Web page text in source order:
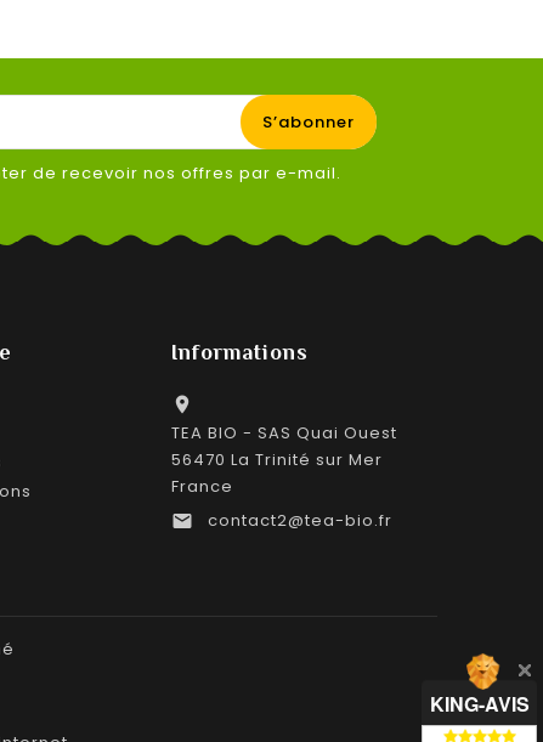
de recevoir nos offres par e-mail.
Informations

TEA BIO - SAS Quai Ouest
56470 La Trinité sur Mer
France
 contact2@tea-bio.fr
KING-AVIS